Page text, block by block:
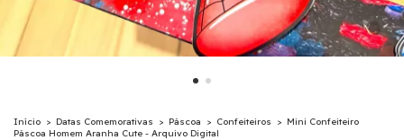
Início > Datas Comemorativas > Páscoa > Confeiteiros > Mini Confeiteiro
Páscoa Homem Aranha Cute - Arquivo Digital